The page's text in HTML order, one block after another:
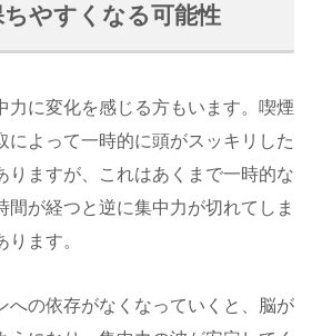
やすくなる可能性
力に変化を感じる方もいます。喫煙
によって一時的に頭がスッキリした
りますが、これはあくまで一時的な
間が経つと逆に集中力が切れてしま
ます。
への依存がなくなっていくと、脳が